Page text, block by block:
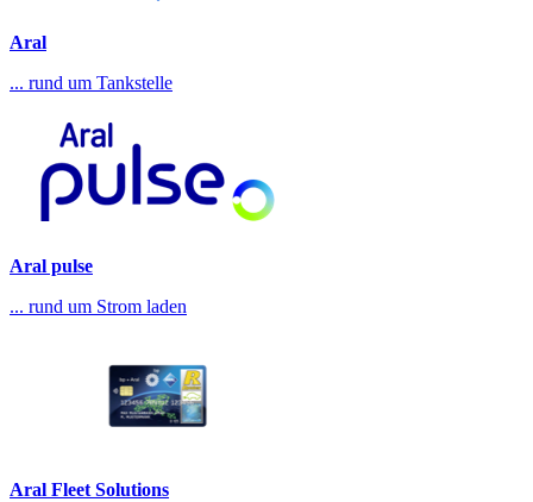
Aral
... rund um Tankstelle
Aral pulse
... rund um Strom laden
Aral Fleet Solutions